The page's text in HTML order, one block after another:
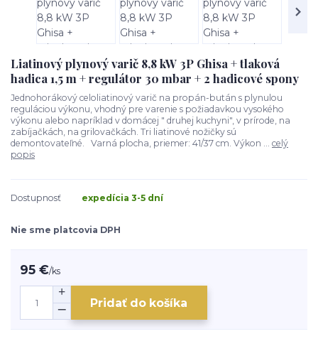
Liatinový plynový varič 8,8 kW 3P Ghisa + tlaková
hadica 1,5 m + regulátor 30 mbar + 2 hadicové spony
Jednohorákový celoliatinový varič na propán-bután s plynulou
reguláciou výkonu, vhodný pre varenie s požiadavkou vysokého
výkonu alebo napríklad v domácej " druhej kuchyni", v prírode, na
zabíjačkách, na grilovačkách. Tri liatinové nožičky sú
demontovateľné. Varná plocha, priemer: 41/37 cm. Výkon ... celý
popis
Dostupnosť expedícia 3-5 dní
Nie sme platcovia DPH
95 €/ks
Pridať do košíka